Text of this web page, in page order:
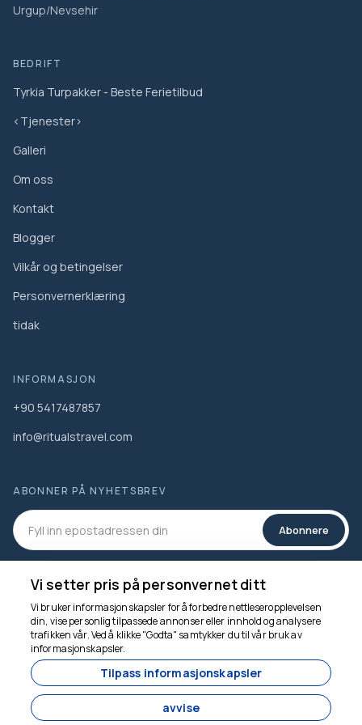
sporadiske trapper og stående ved travle gateboder
å prøve forskjellige matretter og gå i travle gater: Barn
kan bli med og nyte noen av smaksprøvene, men turen
ganghastighet i tankene. Familier bør vurdere om yngre
barn vil klare folkemengdene, trafikken og ukjente
nysgjerrige på mat, vanligvis får mest glede av
opplevelsen.
Per person
Urgup/Nevsehir
BEDRIFT
Tyrkia Turpakker - Beste Ferietilbud
<Tjenester>
Galleri
Om oss
Kontakt
Blogger
Vilkår og betingelser
Personvernerklæring
tidak
INFORMASJON
+90 5417487857
info@ritualstravel.com
ABONNER PÅ NYHETSBREV
Abonnere
SOSIALE MEDIER
Vi setter pris på personvernet ditt
Vi bruker informasjonskapsler for å forbedre nettleseropplevelsen
din, vise personlig tilpassede annonser eller innhold og analysere
trafikken vår. Ved å klikke "Godta" samtykker du til vår bruk av
informasjonskapsler.
Tilpass informasjonskapsler
avvise
Vi er her for å hjelpe